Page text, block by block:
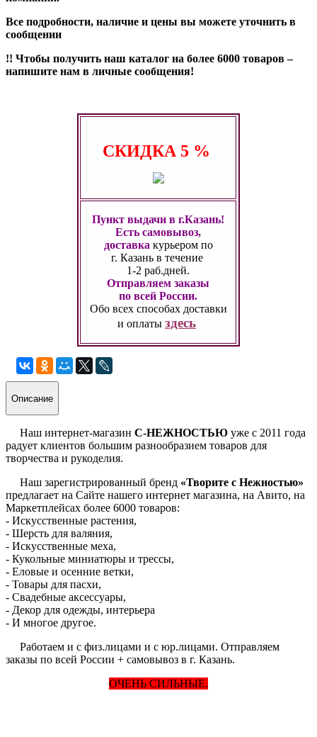
Все подробности, наличие и цены вы можете уточнить в
сообщении
!! Чтобы получить наш каталог на более 6000 товаров –
напишите нам в личные сообщения!
СКИДКА 5 %
Пункт выдачи в г.Казань!
Есть самовывоз,
доставка курьером по
г. Казань в течение
1-2 раб.дней.
Отправляем заказы
по всей России.
Обо всех способах доставки
и оплатыздесь
Описание
Наш интернет-магазин С-НЕЖНОСТЬЮ уже с 2011 года
радует клиентов большим разнообразием товаров для
творчества и рукоделия.
Наш зарегистрированный бренд «Творите с Нежностью»
предлагает на Сайте нашего интернет магазина, на Авито, на
Маркетплейсах более 6000 товаров:
- Искусственные растения,
- Шерсть для валяния,
- Искусственные меха,
- Кукольные миниатюры и трессы,
- Еловые и осенние ветки,
- Товары для пасхи,
- Свадебные аксессуары,
- Декор для одежды, интерьера
- И многое другое.
Работаем и с физ.лицами и с юр.лицами. Отправляем
заказы по всей России + самовывоз в г. Казань.
ОЧЕНЬ СИЛЬНЫЕ.